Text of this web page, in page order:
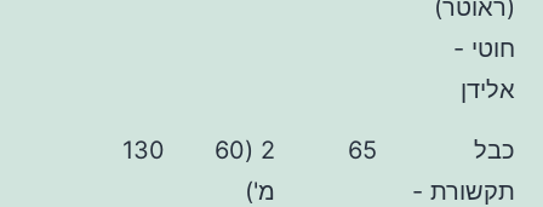
65
130